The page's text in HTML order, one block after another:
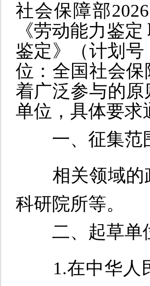
社会保障部
《劳动能力鉴
鉴定》（计划号
位：全国社会保
着广泛参与的
单位，具体要求
一、征集范
相关领域
科研院所等。
二、起草单
1.在中华人